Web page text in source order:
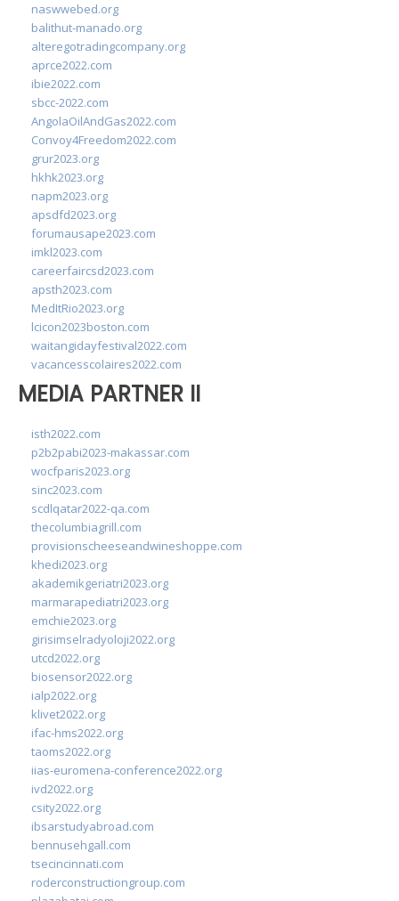
naswwebed.org
balithut-manado.org
alteregotradingcompany.org
aprce2022.com
ibie2022.com
sbcc-2022.com
AngolaOilAndGas2022.com
Convoy4Freedom2022.com
grur2023.org
hkhk2023.org
napm2023.org
apsdfd2023.org
forumausape2023.com
imkl2023.com
careerfaircsd2023.com
apsth2023.com
MedItRio2023.org
lcicon2023boston.com
waitangidayfestival2022.com
vacancesscolaires2022.com
MEDIA PARTNER II
isth2022.com
p2b2pabi2023-makassar.com
wocfparis2023.org
sinc2023.com
scdlqatar2022-qa.com
thecolumbiagrill.com
provisionscheeseandwineshoppe.com
khedi2023.org
akademikgeriatri2023.org
marmarapediatri2023.org
emchie2023.org
girisimselradyoloji2022.org
utcd2022.org
biosensor2022.org
ialp2022.org
klivet2022.org
ifac-hms2022.org
taoms2022.org
iias-euromena-conference2022.org
ivd2022.org
csity2022.org
ibsarstudyabroad.com
bennusehgall.com
tsecincinnati.com
roderconstructiongroup.com